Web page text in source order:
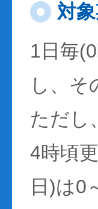
対
1日毎
し、そ
ただし
4時頃
日)は0